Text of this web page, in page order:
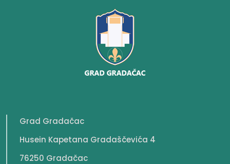
Grad Gradačac
Husein Kapetana Gradaščevića 4
76250 Gradačac